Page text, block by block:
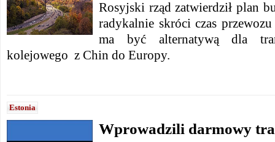
Rosyjski rząd zatwierdził plan
radykalnie skróci czas
ma być alternatywą dla
kolejowego z Chin do Europy.
Estonia
Wprowadzili darmowy